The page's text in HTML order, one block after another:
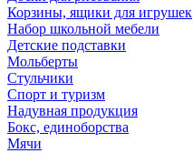
Корзины, ящики для игрушек
Набор школьной мебели
Детские подставки
Мольберты
Стульчики
Спорт и туризм
Надувная продукция
Бокс, единоборства
Мячи